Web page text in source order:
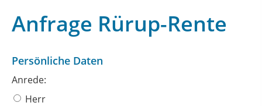
Anfrage Rürup-Rente
Persönliche Daten
Anrede:
Herr